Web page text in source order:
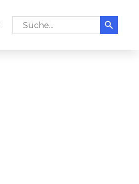
Skip
content
Search for: Search